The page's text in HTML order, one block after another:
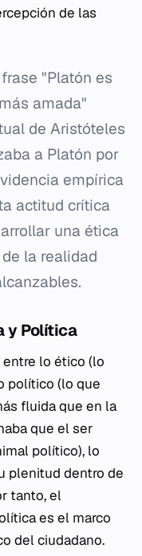
de las
"Platón es
amada"
de Aristóteles
a Platón por
empírica
actitud crítica
una ética
la realidad
y Política
entre lo ético (lo
político (lo que
fluida que en la
que el ser
político), lo
plenitud dentro de
tanto, el
es el marco
del ciudadano.